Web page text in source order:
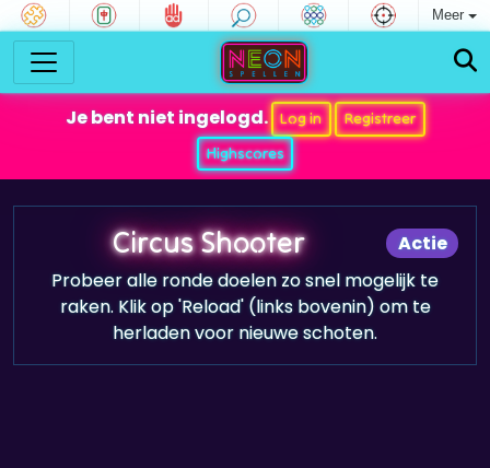
Meer
Je bent niet ingelogd. Log in
Registreer
Highscores
Actie
Circus Shooter
Probeer alle ronde doelen zo snel mogelijk te
raken. Klik op 'Reload' (links bovenin) om te
herladen voor nieuwe schoten.